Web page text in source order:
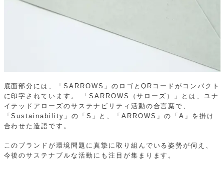
底面部分には、「SARROWS」のロゴとQRコードがコンパクト
に印字されています。
「SARROWS（サローズ）」とは、ユナ
イテッドアローズのサステナビリティ活動の合言葉で、
「Sustainability」の「S」と、「ARROWS」の「A」を掛け
合わせた造語です。
このブランドが環境問題に真摯に取り組んでいる姿勢が伺え、
今後のサステナブルな活動にも注目が集まります。